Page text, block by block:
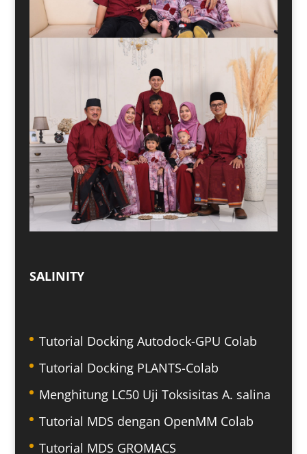
SALINITY
Tutorial Docking Autodock-GPU Colab
Tutorial Docking PLANTS-Colab
Menghitung LC50 Uji Toksisitas A. salina
Tutorial MDS dengan OpenMM Colab
Tutorial MDS GROMACS